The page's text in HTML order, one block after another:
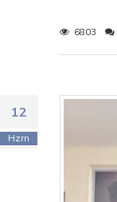
6803
12
Hzrn